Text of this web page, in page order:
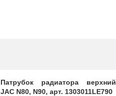
Патрубок радиатора верхний
JAC N80, N90, арт. 1303011LE790